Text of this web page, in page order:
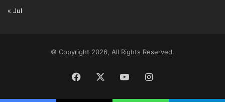
« Jul
© Copyright 2026, All Rights Reserved.
Facebook YouTubeInstagram